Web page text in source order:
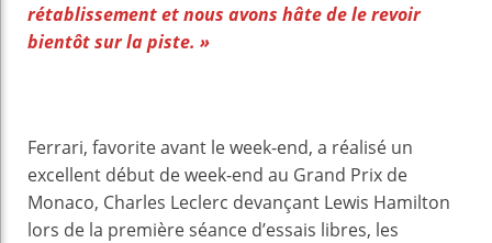
rétablissement et nous avons hâte de le revoir
bientôt sur la piste. »
Ferrari, favorite avant le week-end, a réalisé un
excellent début de week-end au Grand Prix de
Monaco, Charles Leclerc devançant Lewis Hamilton
lors de la première séance d’essais libres, les